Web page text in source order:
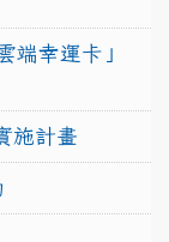
端幸運卡」
施計畫